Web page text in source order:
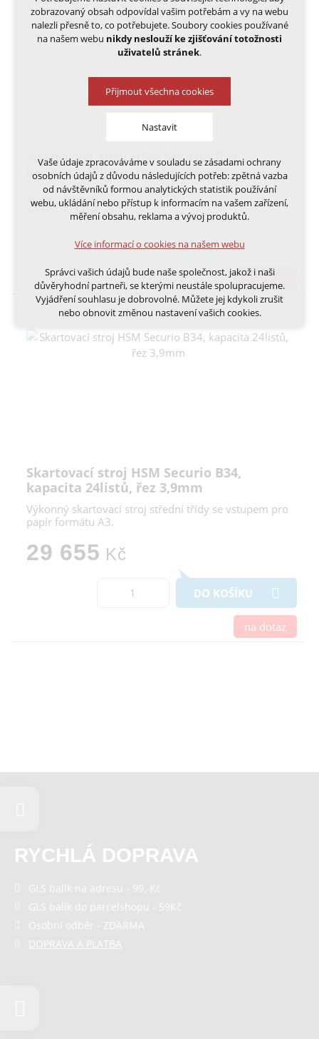
Skartovací stroj HSM Securio B34,
kapacita 19listů, řez 4,5x30 mm
33 763Kč
DO KOŠÍKU
na dotaz
Skartovací stroj HSM Securio B34,
kapacita 24listů, řez 3,9mm
Výkonný skartovací stroj střední třídy se vstupem pro
papír formátu A3.
29 655 Kč
DO KOŠÍKU
na dotaz
RYCHLÁ DOPRAVA
GLS balík na adresu - 99,-Kč
GLS balík do parcelshopu - 59Kč
Osobní odběr - ZDARMA
DOPRAVA A PLATBA
zobrazovaný obsah odpovídal vašim potřebám a vy na webu
nalezli přesně to, co potřebujete. Soubory cookies používané
na našem webu nikdy neslouží ke zjišťování totožnosti
uživatelů stránek.
Přijmout všechna cookies
Nastavit
Technická cookies
nutná pro provozování webu
udržení kontextu stránek (session): případná
přihlášení, volby jazyka, apod.
Volitelná cookies
analytická pro anonymizované vyhodnocení
marketingová cookies (Google, Ecomail, Sklik,
Smartsupp, Heureka)
Více informací o cookies na našem webu
Vaše údaje zpracováváme v souladu se zásadami ochrany
osobních údajů z důvodu následujících potřeb: zpětná vazba
od návštěvníků formou analytických statistik používání
webu, ukládání nebo přístup k informacím na vašem zařízení,
měření obsahu, reklama a vývoj produktů.
Více informací o cookies na našem webu
Správci vašich údajů bude naše společnost, jakož i naši
důvěryhodní partneři, se kterými neustále spolupracujeme.
Vyjádření souhlasu je dobrovolné. Můžete jej kdykoli zrušit
nebo obnovit změnou nastavení vašich cookies.
Cookies a podobné technologie dělíme na technická: nutná
pro běh webu, bez nichž nelze web používat a volitelná. Do